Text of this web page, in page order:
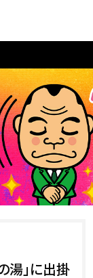
湯」に出掛